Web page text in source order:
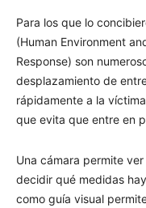
Para los que lo
(Human Environment
Response) son
desplazamiento de
rápidamente a la
que evita que entre en
Una cámara permite
decidir qué medidas
como guía visual